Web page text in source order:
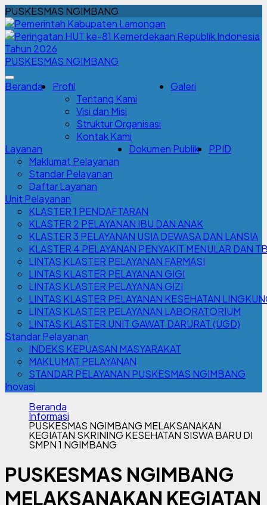
PUSKESMAS NGIMBANG
PUSKESMAS NGIMBANG
Beranda
Profil
Tentang Kami
Visi dan Misi
Struktur Organisasi
Kontak Kami
Galeri
Layanan
Maklumat Pelayanan
Standar Pelayanan
Daftar Layanan
Dokumen Publik PPID
Unit Pelayanan
KLASTER 1 PENDAFTARAN
KLASTER 2 PELAYANAN IBU DAN ANAK
KLASTER 3 PELAYANAN USIA DEWASA DAN LANSIA
KLASTER 4 PELAYANAN PENYAKIT MENULAR DAN
LINTAS KLASTER PELAYANAN FARMASI
LINTAS KLASTER PELAYANAN GIGI
LINTAS KLASTER PELAYANAN GIZI
LINTAS KLASTER PELAYANAN KESEHATAN
LINTAS KLASTER PELAYANAN LABORATORIUM
LINTAS KLASTER UNIT GAWAT DARURAT (UGD)
Standar Pelayanan
INDEKS KEPUASAN MASYARAKAT
MAKLUMAT PELAYANAN
STANDAR PELAYANAN PUSKESMAS NGIMBANG
Inovasi
Beranda
Informasi
PUSKESMAS NGIMBANG MELAKSANAKAN
KEGIATAN SKRINING KESEHATAN SISWA BARU DI
SMPN 1 NGIMBANG
PUSKESMAS NGIMBANG
MELAKSANAKAN KEGIATAN